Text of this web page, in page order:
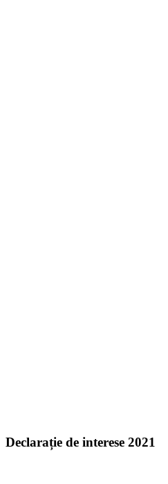
Declarație de interese 2021